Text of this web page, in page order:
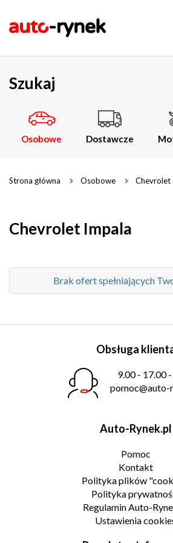
Szukaj
Osobowe Dostawcze
Strona główna Osobowe Chevrolet
Chevrolet Impala
Brak ofert spełniających
Obsługa
9.00 - 17.00
pomoc@auto-
Auto-Rynek.pl
Pomoc
Kontakt
Polityka plików
Polityka
Regulamin Auto-
Ustawienia